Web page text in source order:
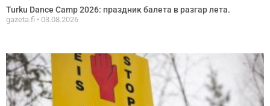
Turku Dance Camp 2026: праздник балета в разгар летa.
gazeta.fi 03.08.2026